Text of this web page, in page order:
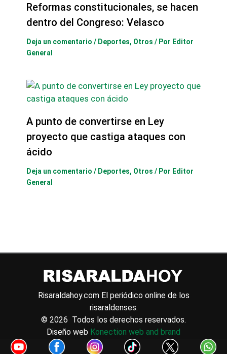
Reformas constitucionales, se hacen
dentro del Congreso: Velasco
Deja un comentario / Deportes, Otros / Por Editor
General
A punto de convertirse en Ley
proyecto que castiga ataques con
ácido
Deja un comentario / Deportes, Otros / Por Editor
General
Risaraldahoy.com El periódico online de los
risaraldenses.
© 2026 Todos los derechos reservados.
Diseño web Konection web and brand